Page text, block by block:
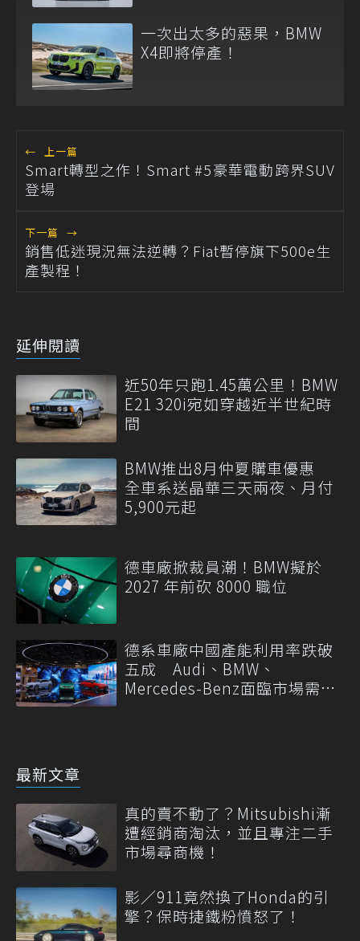
一次出太多的惡果，BMW
X4即將停產！
← 上一篇
Smart轉型之作！Smart #5豪華電動跨界SUV
登場
下一篇 →
銷售低迷現況無法逆轉？Fiat暫停旗下500e生
產製程！
延伸閱讀
近50年只跑1.45萬公里！BMW
E21 320i宛如穿越近半世紀時
間
BMW推出8月仲夏購車優惠
全車系送晶華三天兩夜、月付
5,900元起
德車廠掀裁員潮！BMW擬於
2027 年前砍 8000 職位
德系車廠中國產能利用率跌破
五成 Audi、BMW、
Mercedes-Benz面臨市場需求
最新文章
真的賣不動了？Mitsubishi漸
遭經銷商淘汰，並且專注二手
市場尋商機！
影／911竟然換了Honda的引
擎？保時捷鐵粉憤怒了！